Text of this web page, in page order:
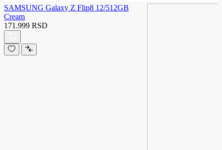
SAMSUNG Galaxy Z Flip8 12/512GB
Cream
171.999 RSD